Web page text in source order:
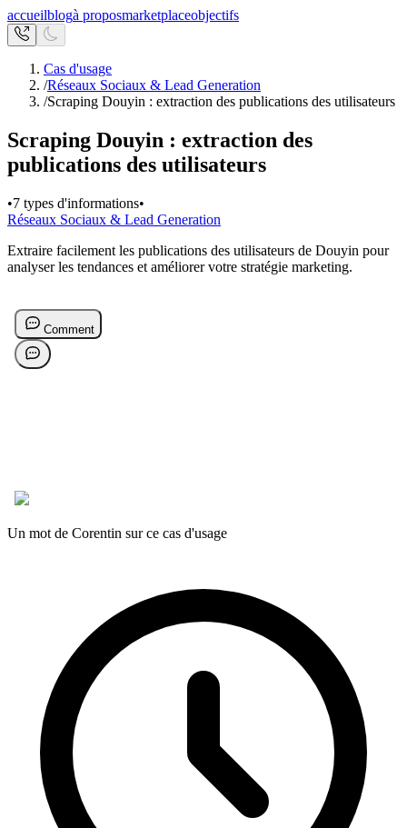
accueilblogà proposmarketplaceobjectifs
Cas d'usage
/Réseaux Sociaux & Lead Generation
/Scraping Douyin : extraction des publications des utilisateurs
Scraping Douyin : extraction des
publications des utilisateurs
•7 types d'informations•
Réseaux Sociaux & Lead Generation
Extraire facilement les publications des utilisateurs de Douyin pour
analyser les tendances et améliorer votre stratégie marketing.
Un mot de Corentin sur ce cas d'usage